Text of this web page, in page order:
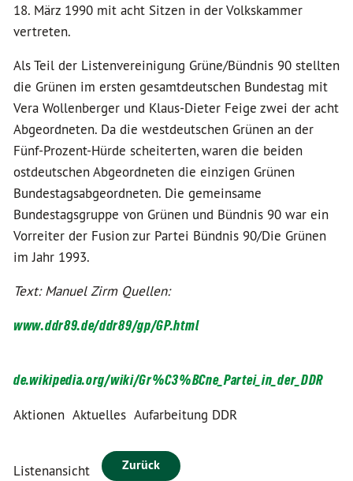
18. März 1990 mit acht Sitzen in der Volkskammer
vertreten.
Als Teil der Listenvereinigung Grüne/Bündnis 90 stellten
die Grünen im ersten gesamtdeutschen Bundestag mit
Vera Wollenberger und Klaus-Dieter Feige zwei der acht
Abgeordneten. Da die westdeutschen Grünen an der
Fünf-Prozent-Hürde scheiterten, waren die beiden
ostdeutschen Abgeordneten die einzigen Grünen
Bundestagsabgeordneten. Die gemeinsame
Bundestagsgruppe von Grünen und Bündnis 90 war ein
Vorreiter der Fusion zur Partei Bündnis 90/Die Grünen
im Jahr 1993.
Text: Manuel Zirm Quellen:
www.ddr89.de/ddr89/gp/GP.html
de.wikipedia.org/wiki/Gr%C3%BCne_Partei_in_der_DDR
Aktionen Aktuelles Aufarbeitung DDR
Listenansicht Zurück